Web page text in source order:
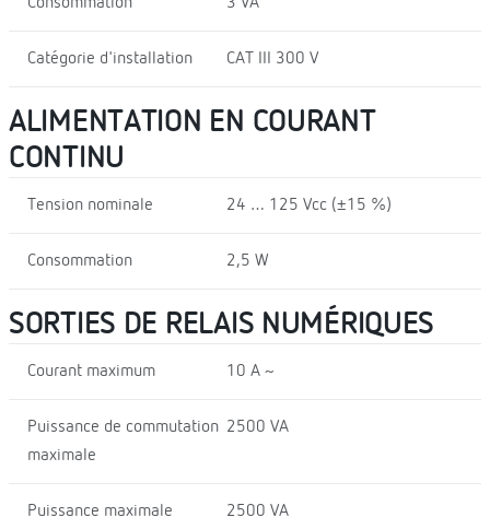
Catégorie d'installation CAT III 300 V
ALIMENTATION EN COURANT
CONTINU
Tension nominale 24 … 125 Vcc (±15 %)
Consommation 2,5 W
SORTIES DE RELAIS NUMÉRIQUES
Courant maximum 10 A ~
Puissance de commutation
maximale
2500 VA
Puissance maximale 2500 VA